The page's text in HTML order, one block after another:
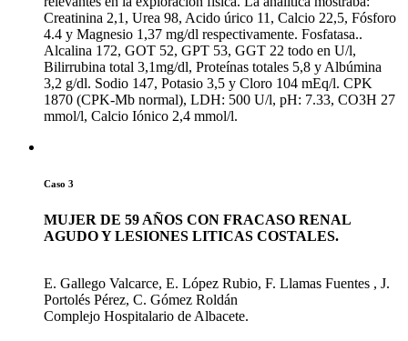
Creatinina 2,1, Urea 98, Acido úrico 11, Calcio 22,5, Fósforo
4.4 y Magnesio 1,37 mg/dl respectivamente. Fosfatasa..
Alcalina 172, GOT 52, GPT 53, GGT 22 todo en U/l,
Bilirrubina total 3,1mg/dl, Proteínas totales 5,8 y Albúmina
3,2 g/dl. Sodio 147, Potasio 3,5 y Cloro 104 mEq/l. CPK
1870 (CPK-Mb normal), LDH: 500 U/l, pH: 7.33, CO3H 27
mmol/l, Calcio Iónico 2,4 mmol/l.
Caso 3
MUJER DE 59 AÑOS CON FRACASO RENAL
AGUDO Y LESIONES LITICAS COSTALES.
E. Gallego Valcarce, E. López Rubio, F. Llamas Fuentes , J.
Portolés Pérez, C. Gómez Roldán
Complejo Hospitalario de Albacete.